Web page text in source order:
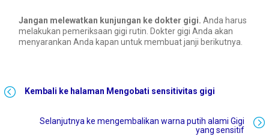
Jangan melewatkan kunjungan ke dokter gigi.Anda harus
melakukan pemeriksaan gigi rutin. Dokter gigi Anda akan
menyarankan Anda kapan untuk membuat janji berikutnya.
Kembali ke halaman Mengobati sensitivitas gigi
Selanjutnya ke mengembalikan warna putih alami Gigi
yang sensitif